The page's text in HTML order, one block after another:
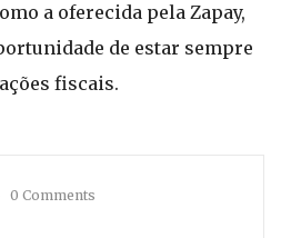
a oferecida pela Zapay,
de estar sempre
fiscais.
0 Comments